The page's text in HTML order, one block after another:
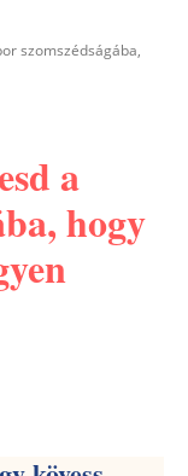
szomszédságába,
a
hogy